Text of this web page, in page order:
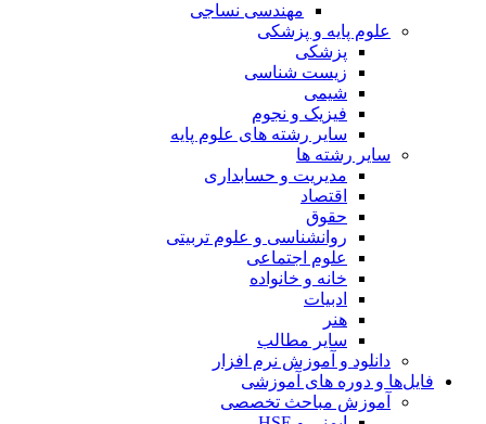
مهندسی نساجی
علوم پایه و پزشکی
پزشکی
زیست شناسی
شیمی
فیزیک و نجوم
سایر رشته های علوم پایه
سایر رشته ها
مدیریت و حسابداری
اقتصاد
حقوق
روانشناسی و علوم تربیتی
علوم اجتماعی
خانه و خانواده
ادبیات
هنر
سایر مطالب
دانلود و آموزش نرم افزار
فایل‌ها و دوره های آموزشی
آموزش مباحث تخصصی